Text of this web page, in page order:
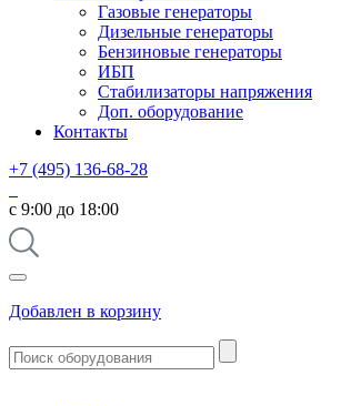
Газовые генераторы
Дизельные генераторы
Бензиновые генераторы
ИБП
Стабилизаторы напряжения
Доп. оборудование
Контакты
+7 (495) 136-68-28
с 9:00 до 18:00
Добавлен в корзину